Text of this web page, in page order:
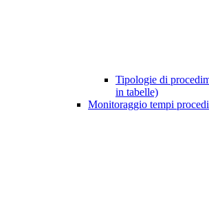
Tipologie di
in tabelle)
Monitoraggio tempi